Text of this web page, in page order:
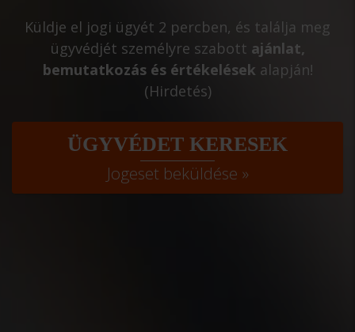
Küldje el jogi ügyét 2 percben, és találja meg
ügyvédjét személyre szabott ajánlat,
bemutatkozás és értékelések alapján!
(Hirdetés)
ÜGYVÉDET KERESEK
Jogeset beküldése »